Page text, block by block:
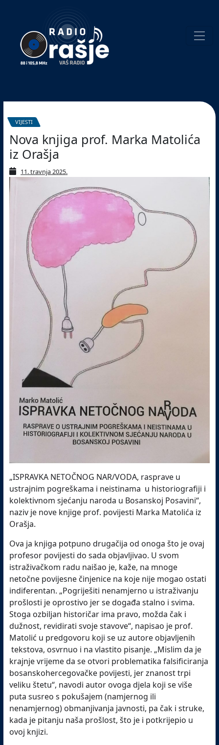
website!
VIJESTI
Nova knjiga prof. Marka Matolića
iz Orašja
11. travnja 2025.
„ISPRAVKA NETOČNOG NAR/VODA, rasprave u
ustrajnim pogreškama i neistinama u historiografiji i
kolektivnom sjećanju naroda u Bosanskoj Posavini“,
naziv je nove knjige prof. povijesti Marka Matolića iz
Orašja.
Ova ja knjiga potpuno drugačija od onoga što je ovaj
profesor povijesti do sada objavljivao. U svom
istraživačkom radu naišao je, kaže, na mnoge
netočne povijesne činjenice na koje nije mogao ostati
indiferentan. „Pogriješiti nenamjerno u istraživanju
prošlosti je oprostivo jer se događa stalno i svima.
Stoga ozbiljan historičar ima pravo, možda čak i
dužnost, revidirati svoje stavove“, napisao je prof.
Matolić u predgovoru koji se uz autore objavljenih
tekstova, osvrnuo i na vlastito pisanje. „Mislim da je
krajnje vrijeme da se otvori problematika falsificiranja
bosanskohercegovačke povijesti, jer znanost trpi
veliku štetu“, navodi autor ovoga djela koji se više
puta susreo s pokušajem (namjernog ili
nenamjernog) obmanjivanja javnosti, pa čak i struke,
kada je pitanju naša prošlost, što je i potkrijepio u
ovoj knjizi.